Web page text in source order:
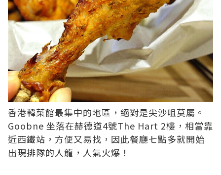
香港韓菜館最集中的地區，絕對是尖沙咀莫屬。
Goobne 坐落在赫德道4號The Hart 2樓，相當靠
近西鐵站，方便又易找，因此餐廳七點多就開始
出現排隊的人龍，人氣火爆！